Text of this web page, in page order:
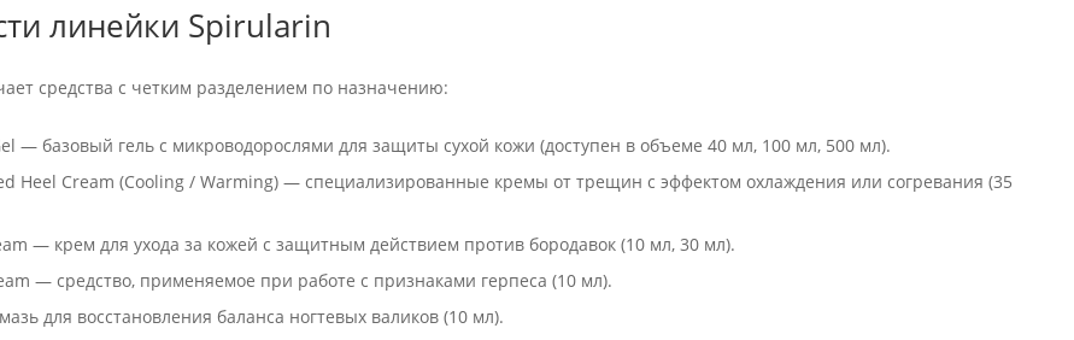
линейки Spirularin
средства с четким разделением по назначению:
— базовый гель с микроводорослями для защиты сухой кожи (доступен в объеме 40 мл, 100 мл, 500 мл).
Heel Cream (Cooling / Warming) — специализированные кремы от трещин с эффектом охлаждения или согревания (35
— крем для ухода за кожей с защитным действием против бородавок (10 мл, 30 мл).
— средство, применяемое при работе с признаками герпеса (10 мл).
для восстановления баланса ногтевых валиков (10 мл).